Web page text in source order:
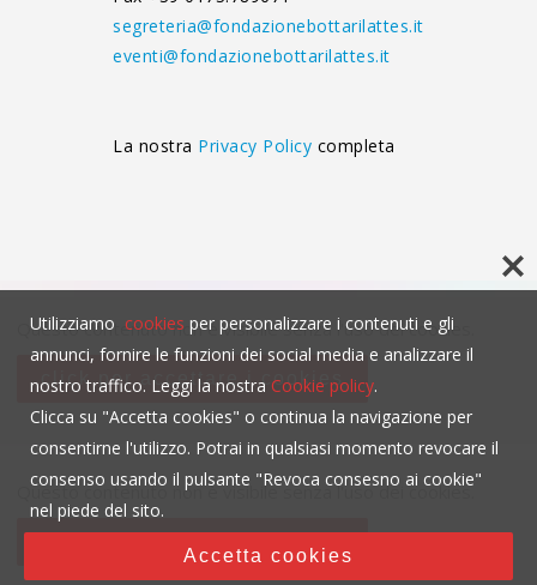
segreteria@fondazionebottarilattes.it
eventi@fondazionebottarilattes.it
La nostra Privacy Policy completa
Questo contenuto non è visibile senza l'uso dei cookies.
click per accettare i cookies
Questo contenuto non è visibile senza l'uso dei cookies.
Utilizziamo cookies per personalizzare i contenuti e gli
annunci, fornire le funzioni dei social media e analizzare il
nostro traffico. Leggi la nostra Cookie policy.
Clicca su "Accetta cookies" o continua la navigazione per
consentirne l'utilizzo. Potrai in qualsiasi momento revocare il
consenso usando il pulsante "Revoca consesno ai cookie"
nel piede del sito.
Accetta cookies